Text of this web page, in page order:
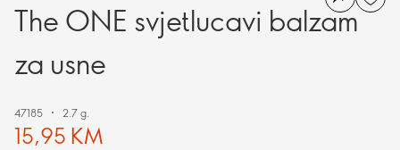
The ONE svjetlucavi balzam
za usne
47185 2.7 g.
15,95 KM